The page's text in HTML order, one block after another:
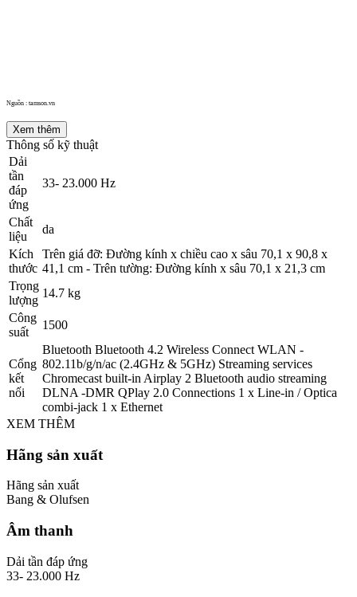
Nguồn : tamson.vn
Xem thêm
Thông số kỹ thuật
Dải
tần
đáp
ứng
33- 23.000 Hz
Chất
liệu
da
Kích
thước
Trên giá đỡ: Đường kính x chiều cao x sâu 70,1 x 90,8 x
41,1 cm - Trên tường: Đường kính x sâu 70,1 x 21,3 cm
Trọng
lượng
14.7 kg
Công
suất
1500
Cổng
kết
nối
Bluetooth Bluetooth 4.2 Wireless Connect WLAN -
802.11b/g/n/ac (2.4GHz & 5GHz) Streaming services
Chromecast built-in Airplay 2 Bluetooth audio streaming
DLNA -DMR QPlay 2.0 Connections 1 x Line-in / Optica
combi-jack 1 x Ethernet
XEM THÊM
Hãng sản xuất
Hãng sản xuất
Bang & Olufsen
Âm thanh
Dải tần đáp ứng
33- 23.000 Hz